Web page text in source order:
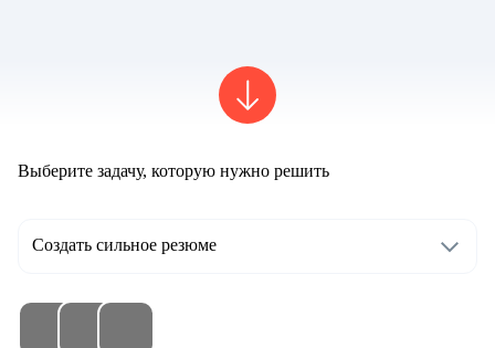
Выберите задачу, которую нужно решить
Создать сильное резюме